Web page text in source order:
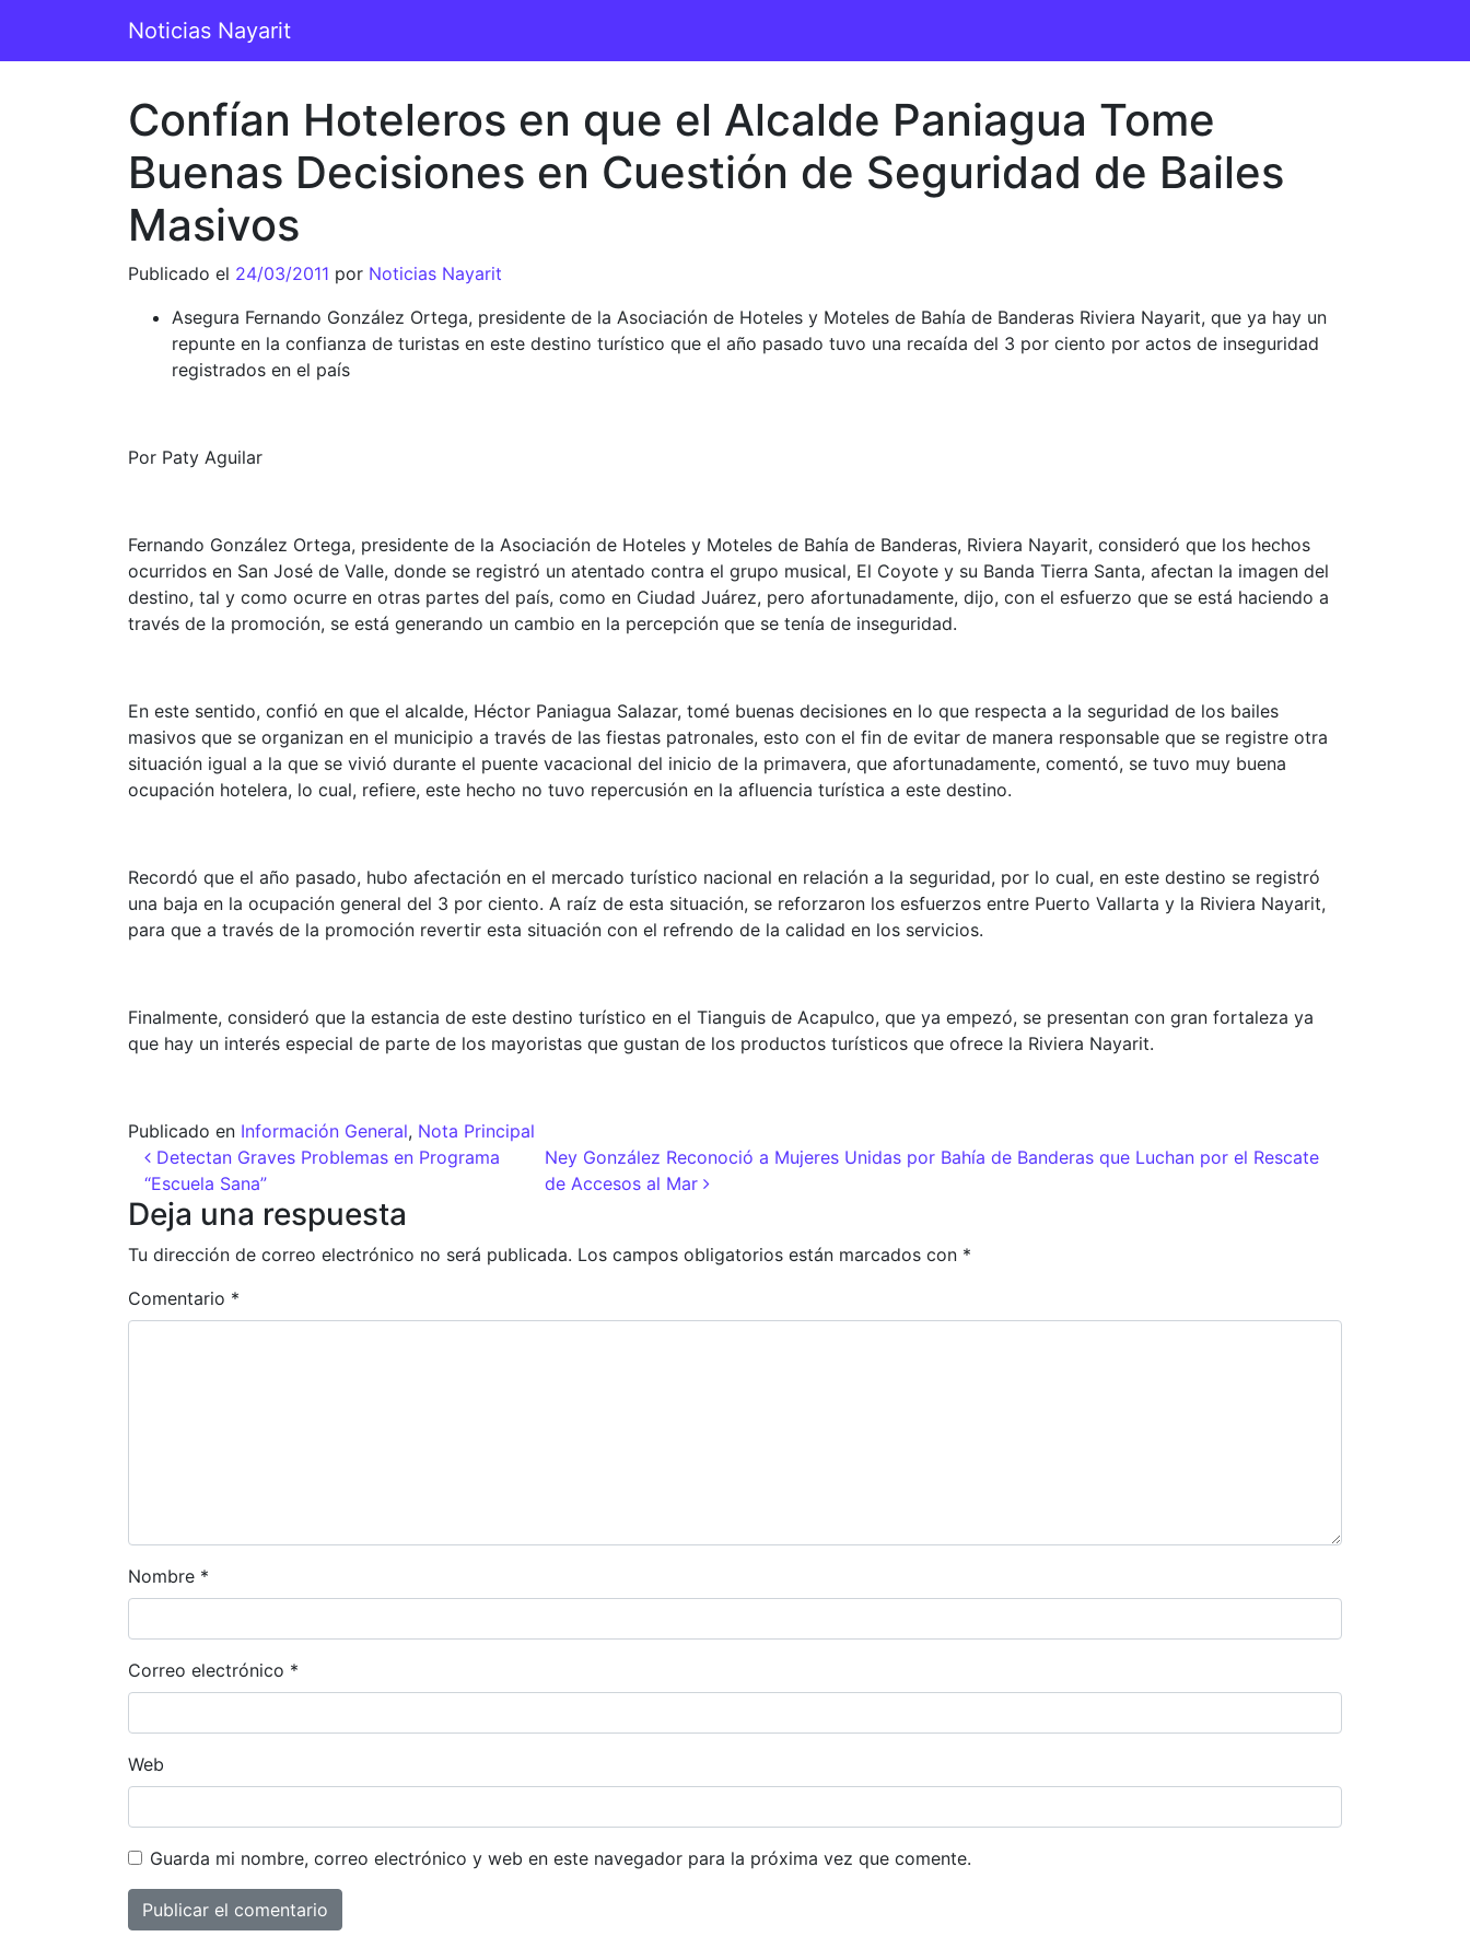
Navegación principal
Noticias Nayarit
Confían Hoteleros en que el Alcalde Paniagua Tome
Buenas Decisiones en Cuestión de Seguridad de Bailes
Masivos
Publicado el 24/03/2011 por Noticias Nayarit
Asegura Fernando González Ortega, presidente de la Asociación de Hoteles y Moteles de Bahía de Banderas Riviera Nayarit, que ya hay un
repunte en la confianza de turistas en este destino turístico que el año pasado tuvo una recaída del 3 por ciento por actos de inseguridad
registrados en el país
Por Paty Aguilar
Fernando González Ortega, presidente de la Asociación de Hoteles y Moteles de Bahía de Banderas, Riviera Nayarit, consideró que los hechos
ocurridos en San José de Valle, donde se registró un atentado contra el grupo musical, El Coyote y su Banda Tierra Santa, afectan la imagen del
destino, tal y como ocurre en otras partes del país, como en Ciudad Juárez, pero afortunadamente, dijo, con el esfuerzo que se está haciendo a
través de la promoción, se está generando un cambio en la percepción que se tenía de inseguridad.
En este sentido, confió en que el alcalde, Héctor Paniagua Salazar, tomé buenas decisiones en lo que respecta a la seguridad de los bailes
masivos que se organizan en el municipio a través de las fiestas patronales, esto con el fin de evitar de manera responsable que se registre otra
situación igual a la que se vivió durante el puente vacacional del inicio de la primavera, que afortunadamente, comentó, se tuvo muy buena
ocupación hotelera, lo cual, refiere, este hecho no tuvo repercusión en la afluencia turística a este destino.
Recordó que el año pasado, hubo afectación en el mercado turístico nacional en relación a la seguridad, por lo cual, en este destino se registró
una baja en la ocupación general del 3 por ciento. A raíz de esta situación, se reforzaron los esfuerzos entre Puerto Vallarta y la Riviera Nayarit,
para que a través de la promoción revertir esta situación con el refrendo de la calidad en los servicios.
Finalmente, consideró que la estancia de este destino turístico en el Tianguis de Acapulco, que ya empezó, se presentan con gran fortaleza ya
que hay un interés especial de parte de los mayoristas que gustan de los productos turísticos que ofrece la Riviera Nayarit.
Publicado en Información General, Nota Principal
Navegación de entradas
Detectan Graves Problemas en Programa
“Escuela Sana”
Ney González Reconoció a Mujeres Unidas por Bahía de Banderas que Luchan por el Rescate
de Accesos al Mar
Deja una respuesta
Tu dirección de correo electrónico no será publicada. Los campos obligatorios están marcados con *
Comentario *
Nombre *
Correo electrónico *
Web
Guarda mi nombre, correo electrónico y web en este navegador para la próxima vez que comente.